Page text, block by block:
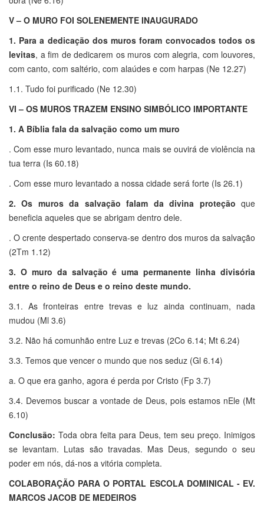
V – O MURO FOI SOLENEMENTE INAUGURADO
1. Para a dedicação dos muros foram convocados todos os
levitas, a fim de dedicarem os muros com alegria, com louvores,
com canto, com saltério, com alaúdes e com harpas (Ne 12.27)
1.1. Tudo foi purificado (Ne 12.30)
VI – OS MUROS TRAZEM ENSINO SIMBÓLICO IMPORTANTE
1. A Bíblia fala da salvação como um muro
. Com esse muro levantado, nunca mais se ouvirá de violência na
tua terra (Is 60.18)
. Com esse muro levantado a nossa cidade será forte (Is 26.1)
2. Os muros da salvação falam da divina proteção que
beneficia aqueles que se abrigam dentro dele.
. O crente despertado conserva-se dentro dos muros da salvação
(2Tm 1.12)
3. O muro da salvação é uma permanente linha divisória
entre o reino de Deus e o reino deste mundo.
3.1. As fronteiras entre trevas e luz ainda continuam, nada
mudou (Ml 3.6)
3.2. Não há comunhão entre Luz e trevas (2Co 6.14; Mt 6.24)
3.3. Temos que vencer o mundo que nos seduz (Gl 6.14)
a. O que era ganho, agora é perda por Cristo (Fp 3.7)
3.4. Devemos buscar a vontade de Deus, pois estamos nEle (Mt
6.10)
Conclusão: Toda obra feita para Deus, tem seu preço. Inimigos
se levantam. Lutas são travadas. Mas Deus, segundo o seu
poder em nós, dá-nos a vitória completa.
COLABORAÇÃO PARA O PORTAL ESCOLA DOMINICAL - EV.
MARCOS JACOB DE MEDEIROS